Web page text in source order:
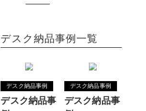
デスク納品事例一覧
デスク納品事例
デスク納品事
デスク納品事例
デスク納品事